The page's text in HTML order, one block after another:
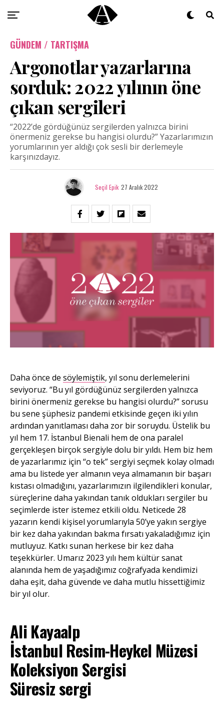
GÜNDEM / TARTIŞMA
Argonotlar yazarlarına
sorduk: 2022 yılının öne
çıkan sergileri
“2022’de gördüğünüz sergilerden yalnızca birini
önermeniz gerekse bu hangisi olurdu?” Yazarlarımızın
yorumlarının yer aldığı çok sesli bir derlemeyle
karşınızdayız.
Seçil Epik 27 Aralık 2022
Daha önce de söylemiştik, yıl sonu derlemelerini
seviyoruz. “Bu yıl gördüğünüz sergilerden yalnızca
birini önermeniz gerekse bu hangisi olurdu?” sorusu
bu sene şüphesiz pandemi etkisinde geçen iki yılın
ardından yanıtlaması daha zor bir soruydu. Üstelik bu
yıl hem 17. İstanbul Bienali hem de ona paralel
gerçekleşen birçok sergiyle dolu bir yıldı. Hem biz hem
de yazarlarımız için “o tek” sergiyi seçmek kolay olmadı
ama bu listede yer almanın veya almamanın bir başarı
kıstası olmadığını, yazarlarımızın ilgilendikleri konular,
süreçlerine daha yakından tanık oldukları sergiler bu
seçimlerde ister istemez etkili oldu. Neticede 28
yazarın kendi kişisel yorumlarıyla 50’ye yakın sergiye
bir kez daha yakından bakma fırsatı yakaladığımız için
mutluyuz. Katkı sunan herkese bir kez daha
teşekkürler. Umarız 2023 yılı hem kültür sanat
alanında hem de yaşadığımız coğrafyada kendimizi
daha eşit, daha güvende ve daha mutlu hissettiğimiz
bir yıl olur.
Ali Kayaalp
İstanbul Resim-Heykel Müzesi
Koleksiyon Sergisi
Süresiz sergi